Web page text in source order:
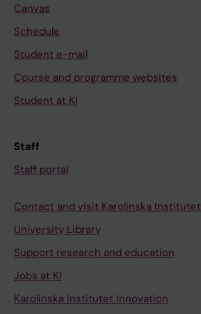
Canvas
Schedule
Student e-mail
Course and programme websites
Student at KI
Staff
Staff portal
Contact and visit Karolinska Institutet
University Library
Support research and education
Jobs at KI
Karolinska Institutet Innovation